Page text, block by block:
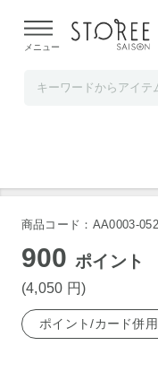
よる配送遅延が発生し
メニュー
〈タニタ〉 バラ
商品コード：AA0003-
900ポイント
(4,050 円)
ポイント/カード併